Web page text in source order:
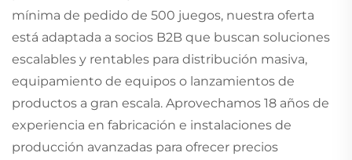
mínima de pedido de 500 juegos, nuestra oferta
está adaptada a socios B2B que buscan soluciones
escalables y rentables para distribución masiva,
equipamiento de equipos o lanzamientos de
productos a gran escala. Aprovechamos 18 años de
experiencia en fabricación e instalaciones de
producción avanzadas para ofrecer precios